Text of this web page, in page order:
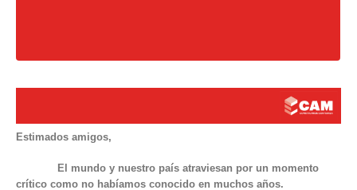
Estimados amigos,
El mundo y nuestro país atraviesan por un momento
crítico como no habíamos conocido en muchos años.